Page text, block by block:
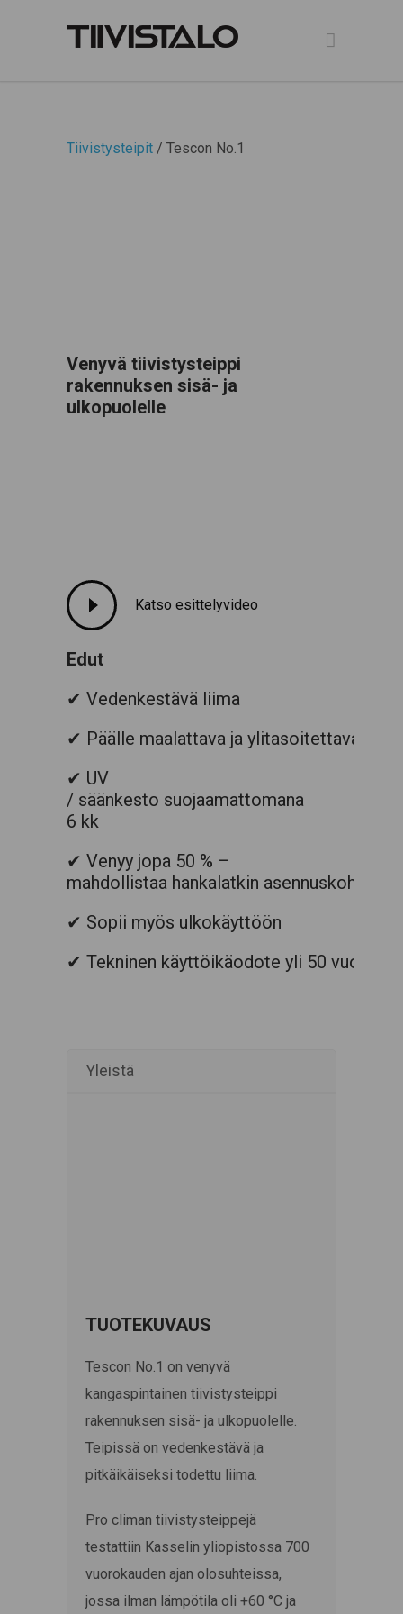
Tiivistysteipit / Tescon No.1
Venyvä tiivistysteippi
rakennuksen sisä- ja
ulkopuolelle
Katso esittelyvideo
Edut
✔ Vedenkestävä liima
✔ Päälle maalattava ja ylitasoitettava
✔ UV
/ säänkesto suojaamattomana
6 kk
✔ Venyy jopa 50 % –
mahdollistaa hankalatkin asennuskohteet
✔ Sopii myös ulkokäyttöön
✔ Tekninen käyttöikäodote yli 50 vuotta
Yleistä
TUOTEKUVAUS
Tescon No.1 on venyvä
kangaspintainen tiivistysteippi
rakennuksen sisä- ja ulkopuolelle.
Teipissä on vedenkestävä ja
pitkäikäiseksi todettu liima.
Pro climan tiivistysteippejä
testattiin Kasselin yliopistossa 700
vuorokauden ajan olosuhteissa,
jossa ilman lämpötila oli +60 °C ja